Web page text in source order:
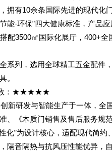
拥有10余条国际先进的现代化
-环保”四大健康标准，产品
配3500㎡国际化展厅，400+
列，选用全球精工五金配件，
。
数：★★★★★
研发与智能生产于一体，全
、《木质门销售及售后服务规
”为设计核心，适配现代简约
隔音隔热与抗风压性能优异，